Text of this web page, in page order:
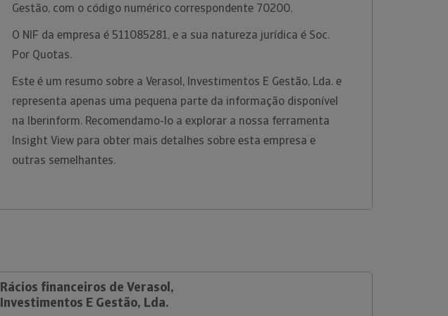
Gestão, com o código numérico correspondente 70200.
O NIF da empresa é 511085281, e a sua natureza jurídica é Soc.
Por Quotas.
Este é um resumo sobre a Verasol, Investimentos E Gestão, Lda. e
representa apenas uma pequena parte da informação disponível
na Iberinform. Recomendamo-lo a explorar a nossa ferramenta
Insight View para obter mais detalhes sobre esta empresa e
outras semelhantes.
Rácios financeiros de Verasol,
Investimentos E Gestão, Lda.